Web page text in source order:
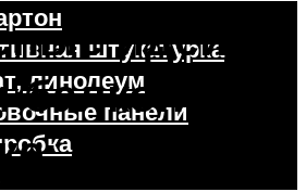
штукатурка
линолеум
панели
идеи
балконов в
30 фото и